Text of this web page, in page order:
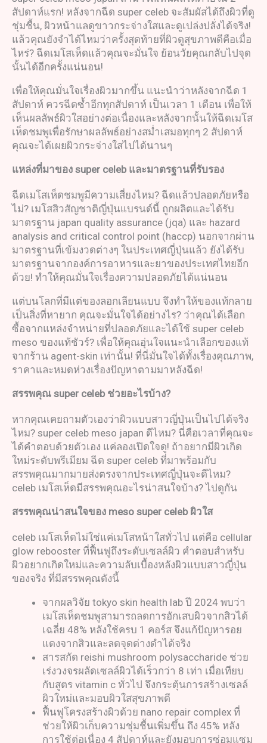
สัปดาห์แรก! หลังจากฉีด super celeb จะสัมผัสได้ถึงผิวที่ดู
ชุ่มชื้น, ผิวหน้าแลดูขาวกระจ่างใสและดูเปล่งปลั่งได้จริง!
แล้วคุณยังจำได้ไหมว่าครั้งสุดท้ายที่ผิวดูสุขภาพดีคือเมื่อ
ไหร่? ฉีดเมโสเห็ดแล้วคุณจะมั่นใจ ย้อนวัยคุณกลับไปจุด
นั้นได้อีกครั้งแน่นอน!
เพื่อให้คุณมั่นใจเรื่องผิวมากขึ้น แนะนำว่าหลังจากฉีด 1
สัปดาห์ ควรฉีดซ้ำอีกทุกสัปดาห์ เป็นเวลา 1 เดือน เพื่อให้
เห็นผลลัพธ์ผิวใสอย่างต่อเนื่องและหลังจากนั้นให้ฉีดเมโส
เห็ดชมพูเพื่อรักษาผลลัพธ์อย่างสม่ำเสมอทุกๆ 2 สัปดาห์
คุณจะได้เผยผิวกระจ่างใสไปได้นานๆ
แหล่งที่มาของ super celeb และมาตรฐานที่รับรอง
ฉีดเมโสเห็ดชมพูมีความเสี่ยงไหม? ฉีดแล้วปลอดภัยหรือ
ไม่? เมโสสิวสัญชาติญี่ปุ่นแบรนด์นี้ ถูกผลิตและได้รับ
มาตรฐาน japan quality assurance (jqa) และ hazard
analysis and critical control point (haccp) นอกจากผ่าน
มาตรฐานที่เข้มงวดต่างๆ ในประเทศญี่ปุ่นแล้ว ยังได้รับ
มาตรฐานจากองค์การอาหารและยาของประเทศไทยอีก
ด้วย! ทำให้คุณมั่นใจเรื่องความปลอดภัยได้แน่นอน
แต่บนโลกที่มีแต่ของลอกเลียนแบบ จึงทำให้ของแท้กลาย
เป็นสิ่งที่หายาก คุณจะมั่นใจได้อย่างไร? ว่าคุณได้เลือก
ซื้อจากแหล่งจำหน่ายที่ปลอดภัยและได้ใช้ super celeb
meso ของแท้ชัวร์? เพื่อให้คุณอุ่นใจแนะนำเลือกของแท้
จากร้าน agent-skin เท่านั้น! ที่นี่มั่นใจได้ทั้งเรื่องคุณภาพ,
ราคาและหมดห่วงเรื่องปัญหาตามมาหลังฉีด!
สรรพคุณ super celeb ช่วยอะไรบ้าง?
หากคุณเคยถามตัวเองว่าผิวแบบสาวญี่ปุ่นเป็นไปได้จริง
ไหม? super celeb meso japan ดีไหม? นี่คือเวลาที่คุณจะ
ได้คำตอบด้วยตัวเอง แค่ลองเปิดใจดู! ถ้าอยากมีผิวเกิด
ใหม่ระดับพรีเมียม ฉีด super celeb ที่มาพร้อมกับ
สรรพคุณมากมายส่งตรงจากประเทศญี่ปุ่นจะดีไหม?
celeb เมโสเห็ดมีสรรพคุณอะไรน่าสนใจบ้าง? ไปดูกัน
สรรพคุณน่าสนใจของ meso super celeb ผิวใส
celeb เมโสเห็ดไม่ใช่แค่เมโสหน้าใสทั่วไป แต่คือ cellular
glow rebooster ที่ฟื้นฟูถึงระดับเซลล์ผิว คำตอบสำหรับ
ผิวอยากเกิดใหม่และความลับเบื้องหลังผิวแบบสาวญี่ปุ่น
ของจริง ที่มีสรรพคุณดังนี้
จากผลวิจัย tokyo skin health lab ปี 2024 พบว่า
เมโสเห็ดชมพูสามารถลดการอักเสบผิวจากสิวได้
เฉลี่ย 48% หลังใช้ครบ 1 คอร์ส จึงแก้ปัญหารอย
แดงจากสิวและลดจุดด่างดำได้จริง
สารสกัด reishi mushroom polysaccharide ช่วย
เร่งวงจรผลัดเซลล์ผิวได้เร็วกว่า 8 เท่า เมื่อเทียบ
กับสูตร vitamin c ทั่วไป จึงกระตุ้นการสร้างเซลล์
ผิวใหม่และมอบผิวใสสุขภาพดี
ฟื้นฟูโครงสร้างผิวด้วย nano repair complex ที่
ช่วยให้ผิวเก็บความชุ่มชื้นเพิ่มขึ้น ถึง 45% หลัง
การใช้ต่อเนื่อง 4 สัปดาห์และยังมอบการซ่อมแซม